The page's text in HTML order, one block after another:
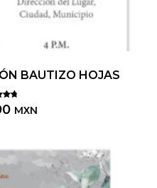
BAUTIZO HOJAS
5 MXN